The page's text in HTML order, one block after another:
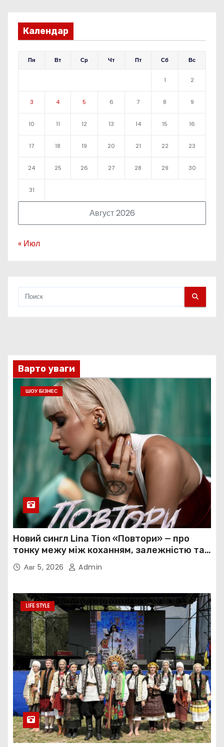
Календар
Август 2026
Пн Вт Ср Чт Пт Сб Вс
1 2
3 4 5 6 7 8 9
10 11 12 13 14 15 16
17 18 19 20 21 22 23
24 25 26 27 28 29 30
31
« Июл
Варто уваги
ШОУ БІЗНЕС
Новий сингл Lina Tion «Повтори» — про
тонку межу між коханням, залежністю та
нав’язливою прив’язаністю
Авг 5, 2026 Admin
LIFE STYLE